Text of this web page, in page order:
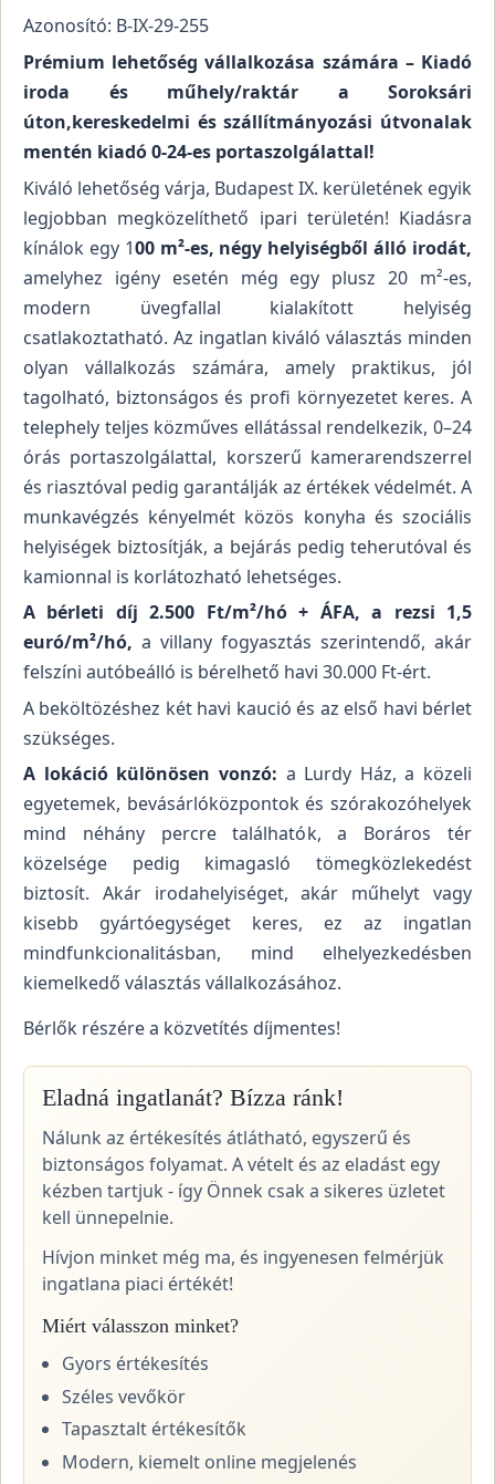
Azonosító: B-IX-29-255
Prémium lehetőség vállalkozása számára – Kiadó
iroda és műhely/raktár a Soroksári
úton,kereskedelmi és szállítmányozási útvonalak
mentén kiadó 0-24-es portaszolgálattal!
Kiváló lehetőség várja, Budapest IX. kerületének egyik
legjobban megközelíthető ipari területén! Kiadásra
kínálok egy 100 m²-es, négy helyiségből álló irodát,
amelyhez igény esetén még egy plusz 20 m²-es,
modern üvegfallal kialakított helyiség
csatlakoztatható. Az ingatlan kiváló választás minden
olyan vállalkozás számára, amely praktikus, jól
tagolható, biztonságos és profi környezetet keres. A
telephely teljes közműves ellátással rendelkezik, 0–24
órás portaszolgálattal, korszerű kamerarendszerrel
és riasztóval pedig garantálják az értékek védelmét. A
munkavégzés kényelmét közös konyha és szociális
helyiségek biztosítják, a bejárás pedig teherutóval és
kamionnal is korlátozható lehetséges.
A bérleti díj 2.500 Ft/m²/hó + ÁFA, a rezsi 1,5
euró/m²/hó, a villany fogyasztás szerintendő, akár
felszíni autóbeálló is bérelhető havi 30.000 Ft-ért.
A beköltözéshez két havi kaució és az első havi bérlet
szükséges.
A lokáció különösen vonzó: a Lurdy Ház, a közeli
egyetemek, bevásárlóközpontok és szórakozóhelyek
mind néhány percre találhatók, a Boráros tér
közelsége pedig kimagasló tömegközlekedést
biztosít. Akár irodahelyiséget, akár műhelyt vagy
kisebb gyártóegységet keres, ez az ingatlan
mindfunkcionalitásban, mind elhelyezkedésben
kiemelkedő választás vállalkozásához.
Bérlők részére a közvetítés díjmentes!
Eladná ingatlanát? Bízza ránk!
Nálunk az értékesítés átlátható, egyszerű és
biztonságos folyamat. A vételt és az eladást egy
kézben tartjuk - így Önnek csak a sikeres üzletet
kell ünnepelnie.
Hívjon minket még ma, és ingyenesen felmérjük
ingatlana piaci értékét!
Miért válasszon minket?
Gyors értékesítés
Széles vevőkör
Tapasztalt értékesítők
Modern, kiemelt online megjelenés